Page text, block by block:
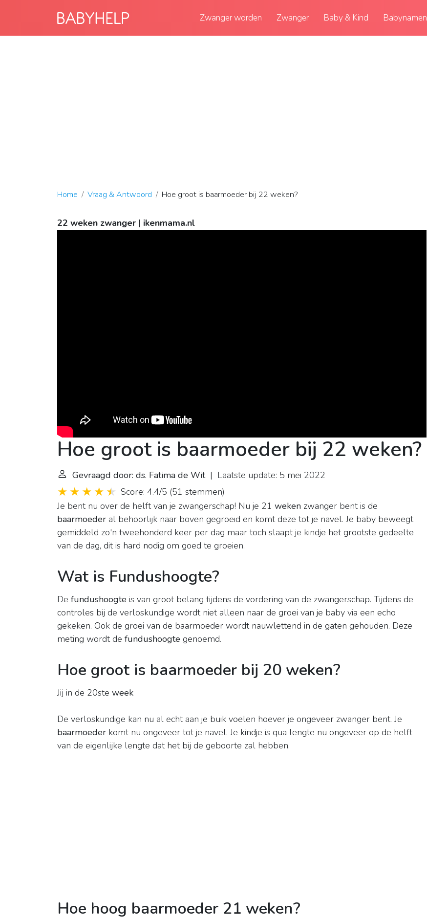
Zwanger worden Zwanger Baby & Kind Babynamen
Home Vraag & Antwoord Hoe groot is baarmoeder bij 22 weken?
22 weken zwanger | ikenmama.nl
Hoe groot is baarmoeder bij 22 weken?
Gevraagd door: ds. Fatima de Wit| Laatste update: 5 mei 2022
Score: 4.4/5 (51 stemmen)
Je bent nu over de helft van je zwangerschap! Nu je 21 weken zwanger bent is de
baarmoeder al behoorlijk naar boven gegroeid en komt deze tot je navel. Je baby beweegt
gemiddeld zo'n tweehonderd keer per dag maar toch slaapt je kindje het grootste gedeelte
van de dag, dit is hard nodig om goed te groeien.
Wat is Fundushoogte?
De fundushoogte is van groot belang tijdens de vordering van de zwangerschap. Tijdens de
controles bij de verloskundige wordt niet alleen naar de groei van je baby via een echo
gekeken. Ook de groei van de baarmoeder wordt nauwlettend in de gaten gehouden. Deze
meting wordt de fundushoogte genoemd.
Hoe groot is baarmoeder bij 20 weken?
Jij in de 20ste week
De verloskundige kan nu al echt aan je buik voelen hoever je ongeveer zwanger bent. Je
baarmoeder komt nu ongeveer tot je navel. Je kindje is qua lengte nu ongeveer op de helft
van de eigenlijke lengte dat het bij de geboorte zal hebben.
Hoe hoog baarmoeder 21 weken?